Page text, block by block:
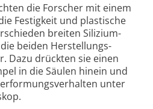
die Forscher mit einem
Festigkeit und plastische
breiten Silizium­
beiden Herstel­lungs­
Dazu drückten sie einen
in die Säulen hinein und
unter